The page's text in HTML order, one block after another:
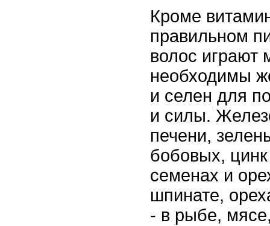
Кроме
правильном
волос
необходимы
и селен для
и силы.
печени,
бобовых,
семенах и
шпинате,
- в рыбе,